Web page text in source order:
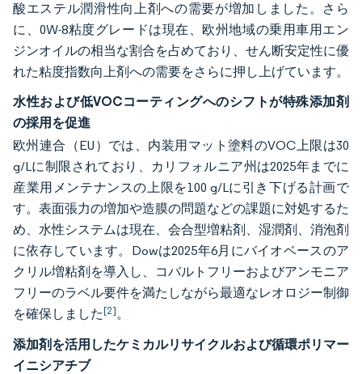
酸エステル潤滑性向上剤への需要が増加しました。さら
に、0W-8粘度グレードは現在、欧州地域の乗用車用エン
ジンオイルの相当な割合を占めており、せん断安定性に優
れた粘度指数向上剤への需要をさらに押し上げています。
水性および低VOCコーティングへのシフトが特殊添加剤
の採用を促進
欧州連合（EU）では、内装用マット塗料のVOC上限は30
g/Lに制限されており、カリフォルニア州は2025年までに
産業用メンテナンスの上限を100 g/Lに引き下げる計画で
す。表面張力の増加や造膜の問題などの課題に対処するた
め、水性システムは現在、会合型増粘剤、湿潤剤、消泡剤
に依存しています。Dowは2025年6月にバイオベースのア
クリル増粘剤を導入し、コバルトフリーおよびアンモニア
フリーのラベル要件を満たしながら最適なレオロジー制御
を確保しました[2]。
添加剤を活用したケミカルリサイクルおよび循環ポリマー
イニシアチブ